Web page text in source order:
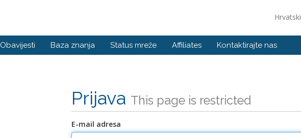
Hrvatski
Obavijesti Baza znanja Status mreže Affiliates Kontaktirajte nas
Prijava This page is restricted
E-mail adresa